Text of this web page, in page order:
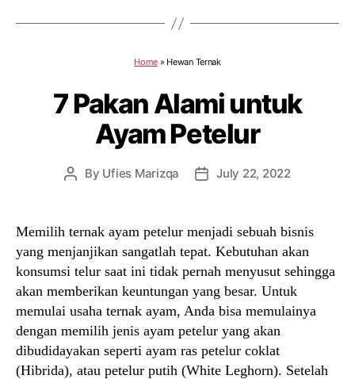
Home» Hewan Ternak
7 Pakan Alami untuk
Ayam Petelur
Post
By Ufies Marizqa
PostJuly 22, 2022
Memilih ternak ayam petelur menjadi sebuah bisnis
yang menjanjikan sangatlah tepat. Kebutuhan akan
konsumsi telur saat ini tidak pernah menyusut sehingga
akan memberikan keuntungan yang besar. Untuk
memulai usaha ternak ayam, Anda bisa memulainya
dengan memilih jenis ayam petelur yang akan
dibudidayakan seperti ayam ras petelur coklat
(Hibrida), atau petelur putih (White Leghorn). Setelah